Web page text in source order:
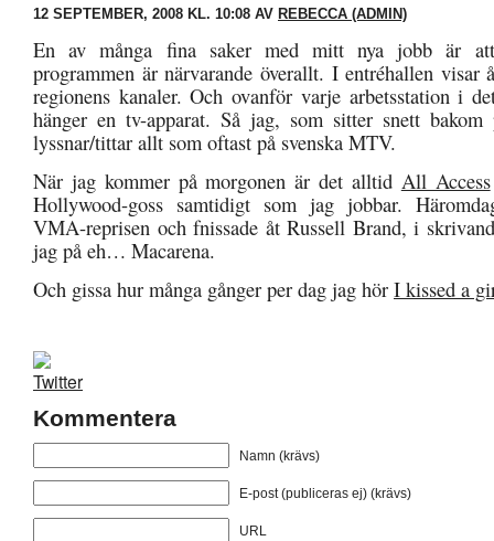
12 SEPTEMBER, 2008 KL. 10:08 AV REBECCA (ADMIN)
En av många fina saker med mitt nya jobb är
programmen är närvarande överallt. I entréhallen visar
regionens kanaler. Och ovanför varje arbetsstation i
hänger en tv-apparat. Så jag, som sitter snett bakom
lyssnar/tittar allt som oftast på svenska MTV.
När jag kommer på morgonen är det alltid All Access
Hollywood-goss samtidigt som jag jobbar.
VMA-reprisen och fnissade åt Russell Brand, i
jag på eh… Macarena.
Och gissa hur många gånger per dag jag hör I kissed a
Kommentera
Namn (krävs)
E-post (publiceras ej) (krävs)
URL